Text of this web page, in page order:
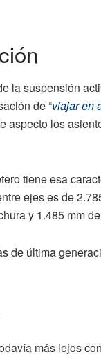
la suspensión
de “viajar en
aspecto los
tiene esa
ejes es de
y 1.485 mm
de última
más lejos